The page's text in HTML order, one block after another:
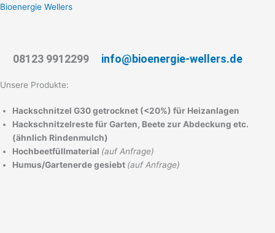
Zum
Bioenergie Wellers
08123 9912299 info@bioenergie-wellers.de
Unsere Produkte:
Hackschnitzel G30 getrocknet (<20%) für Heizanlagen
Hackschnitzelreste für Garten, Beete zur Abdeckung etc.
(ähnlich Rindenmulch)
Hochbeetfüllmaterial (auf Anfrage)
Humus/Gartenerde gesiebt (auf Anfrage)